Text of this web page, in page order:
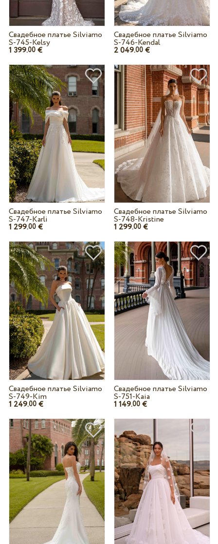
Свадебное платье Silviamo
S-745-Kelsy
1 399.00€
Свадебное платье Silviamo
S-746-Kendal
2 049.00 €
Свадебное платье Silviamo
S-747-Karli
1 299.00€
Свадебное платье Silviamo
S-748-Kristine
1 299.00 €
Свадебное платье Silviamo
S-749-Kim
1 249.00€
Свадебное платье Silviamo
S-751-Kaia
1 149.00 €